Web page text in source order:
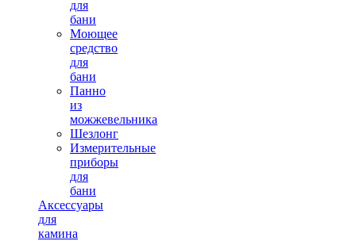
для
бани
Моющее
средство
для
бани
Панно
из
можжевельника
Шезлонг
Измерительные
приборы
для
бани
Аксессуары
для
камина